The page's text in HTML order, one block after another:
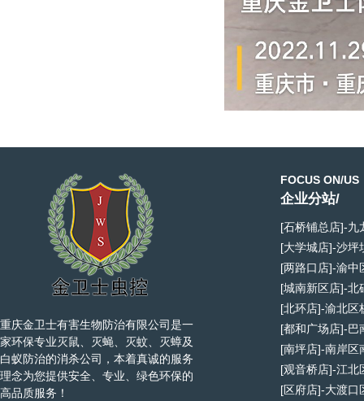
重庆金卫士有害生物防治有限公司是一
家环保专业灭鼠、灭蝇、灭蚊、灭蟑及
白蚁防治的消杀公司，本着真诚的服务
理念为您提供安全、专业、绿色环保的
高品质服务！
FOCUS ON/US
企业分站/
[石桥铺总店]-九
[大学城店]-沙坪
[两路口店]-渝中
[城南新区店]-北
[北环店]-渝北区
[都和广场店]-巴
[南坪店]-南岸区
[观音桥店]-江北
[区府店]-大渡口